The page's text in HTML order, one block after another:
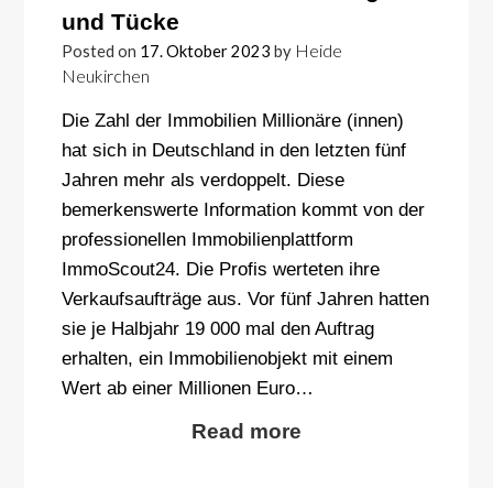
und Tücke
Posted on 17. Oktober 2023 by Heide
Neukirchen
Die Zahl der Immobilien Millionäre (innen)
hat sich in Deutschland in den letzten fünf
Jahren mehr als verdoppelt. Diese
bemerkenswerte Information kommt von der
professionellen Immobilienplattform
ImmoScout24. Die Profis werteten ihre
Verkaufsaufträge aus. Vor fünf Jahren hatten
sie je Halbjahr 19 000 mal den Auftrag
erhalten, ein Immobilienobjekt mit einem
Wert ab einer Millionen Euro…
Read more